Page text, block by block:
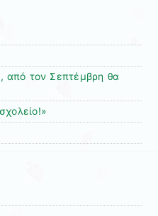
, από τον Σεπτέμβρη θα